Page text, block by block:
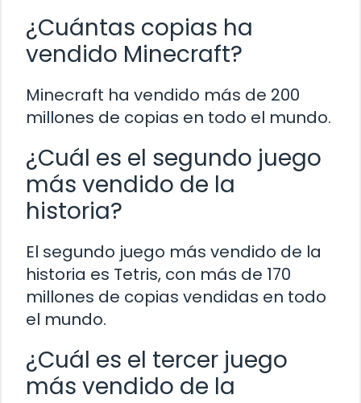
¿Cuántas copias ha
vendido Minecraft?
Minecraft ha vendido más de 200
millones de copias en todo el mundo.
¿Cuál es el segundo juego
más vendido de la
historia?
El segundo juego más vendido de la
historia es Tetris, con más de 170
millones de copias vendidas en todo
el mundo.
¿Cuál es el tercer juego
más vendido de la